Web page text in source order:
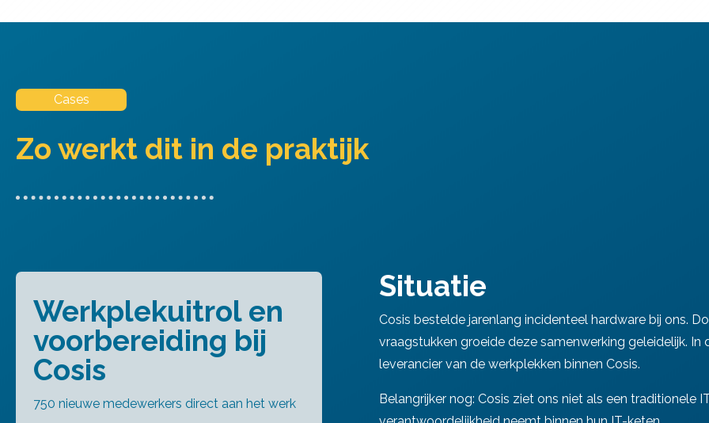
Cases
Zo werkt dit in de praktijk
Werkplekuitrol en
voorbereiding bij
Cosis
750 nieuwe medewerkers direct aan het werk
Situatie
Cosis bestelde jarenlang incidenteel hardware bij ons.
vraagstukken groeide deze samenwerking geleidelijk.
leverancier van de werkplekken binnen Cosis.
Belangrijker nog: Cosis ziet ons niet als een traditionele